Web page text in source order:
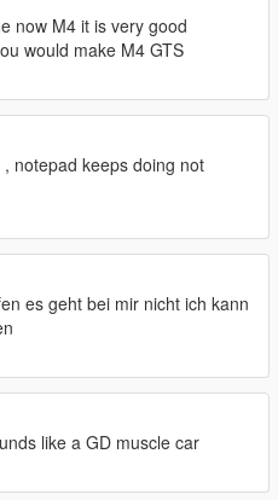
now M4 it is very good
would make M4 GTS
notepad keeps doing not
es geht bei mir nicht ich kann
like a GD muscle car